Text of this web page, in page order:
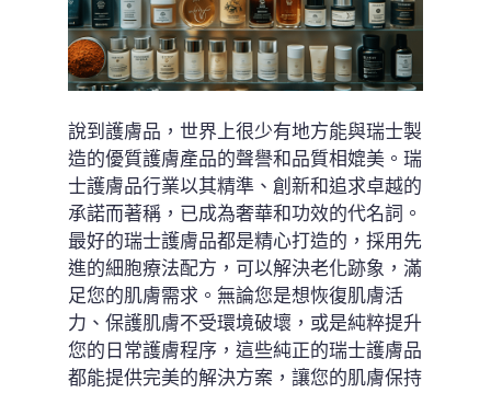
說到護膚品，世界上很少有地方能與瑞士製
造的優質護膚產品的聲譽和品質相媲美。瑞
士護膚品行業以其精準、創新和追求卓越的
承諾而著稱，已成為奢華和功效的代名詞。
最好的瑞士護膚品都是精心打造的，採用先
進的細胞療法配方，可以解決老化跡象，滿
足您的肌膚需求。無論您是想恢復肌膚活
力、保護肌膚不受環境破壞，或是純粹提升
您的日常護膚程序，這些純正的瑞士護膚品
都能提供完美的解決方案，讓您的肌膚保持